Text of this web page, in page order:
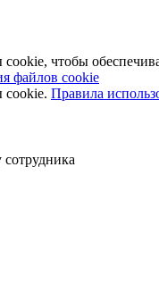
чтобы
файлов cookie
Правила